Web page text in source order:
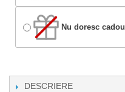
Nu doresc cadou
DESCRIERE